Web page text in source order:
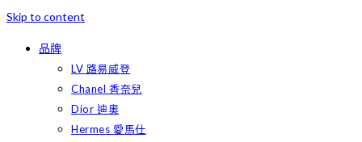
Skip to content
品牌
LV 路易威登
Chanel 香奈兒
Dior 迪奧
Hermes 愛馬仕